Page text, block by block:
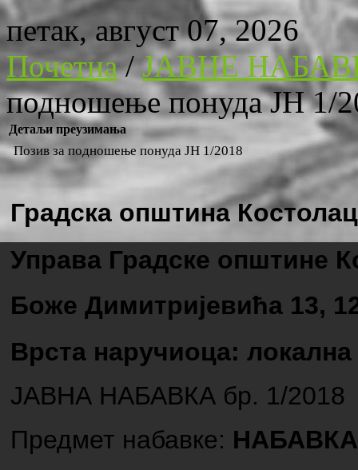
петак, август 07, 2026
Почетна/ЈАВНЕ
подношење понуда ЈН 1/
Детаљи преузимања
Позив за подношење понуда ЈН 1/2018
Градска општина Костолац
Управа Градске општине
Боже Димитријевића 13,
Врста наручиоца:
ЈАВНА НАБАВКА бр. 1/2018
Предмет набавке: